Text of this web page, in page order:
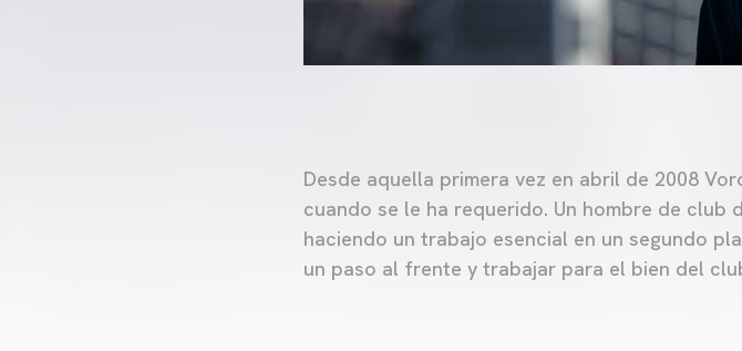
Desde aquella primera vez en abril de 2008
cuando se le ha requerido. Un hombre de
haciendo un trabajo esencial en un segundo
un paso al frente y trabajar para el bien del